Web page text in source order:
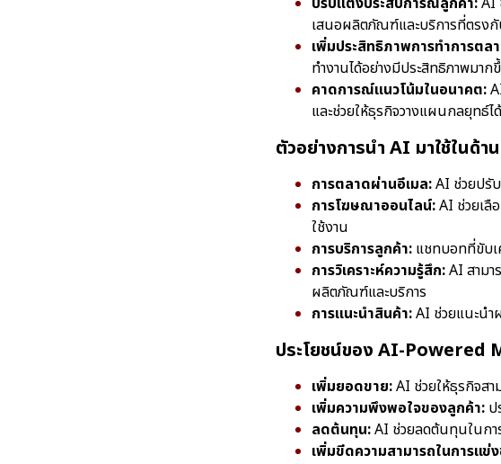
เสนอผลิตภัณฑ์และบริการที่ตรงกั
เพิ่มประสิทธิภาพการทำการตล
ทำงานได้อย่างมีประสิทธิภาพมาก
คาดการณ์แนวโน้มในอนาคต:
และช่วยให้ธุรกิจวางแผนกลยุทธ์ไ
ตัวอย่างการนำ AI มาใช้ในด้า
การตลาดผ่านอีเมล:AI ช่วยปรั
การโฆษณาออนไลน์:AI ช่วยเลื
ใช้งาน
การบริการลูกค้า: แชทบอทที่ขับเ
การวิเคราะห์ความรู้สึก:AI สามา
ผลิตภัณฑ์และบริการ
การแนะนำสินค้า:AI ช่วยแนะน
ประโยชน์ของ AI-
เพิ่มยอดขาย:AI ช่วยให้ธุรกิจสา
เพิ่มความพึงพอใจของลูกค้า: ป
ลดต้นทุน:AI ช่วยลดต้นทุนในกา
เพิ่มขีดความสามารถในการแข่